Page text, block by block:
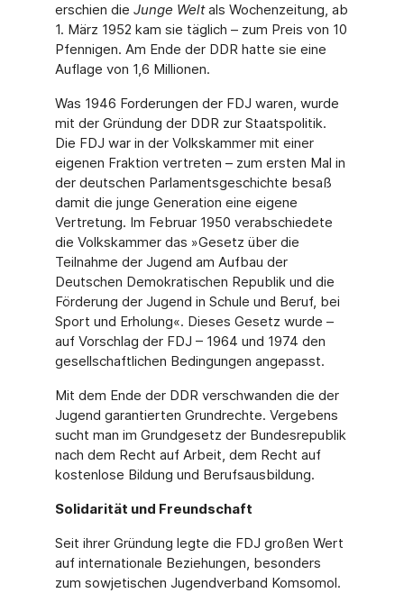
erschien die Junge Weltals Wochenzeitung, ab
1. März 1952 kam sie täglich – zum Preis von 10
Pfennigen. Am Ende der DDR hatte sie eine
Auflage von 1,6 Millionen.
Was 1946 Forderungen der FDJ waren, wurde
mit der Gründung der DDR zur Staatspolitik.
Die FDJ war in der Volkskammer mit einer
eigenen Fraktion vertreten – zum ersten Mal in
der deutschen Parlamentsgeschichte besaß
damit die junge Generation eine eigene
Vertretung. Im Februar 1950 verabschiedete
die Volkskammer das »Gesetz über die
Teilnahme der Jugend am Aufbau der
Deutschen Demokratischen Republik und die
Förderung der Jugend in Schule und Beruf, bei
Sport und Erholung«. Dieses Gesetz wurde –
auf Vorschlag der FDJ – 1964 und 1974 den
gesellschaftlichen Bedingungen angepasst.
Mit dem Ende der DDR verschwanden die der
Jugend garantierten Grundrechte. Vergebens
sucht man im Grundgesetz der Bundesrepublik
nach dem Recht auf Arbeit, dem Recht auf
kostenlose Bildung und Berufsausbildung.
Solidarität und Freundschaft
Seit ihrer Gründung legte die FDJ großen Wert
auf internationale Beziehungen, besonders
zum sowjetischen Jugendverband Komsomol.